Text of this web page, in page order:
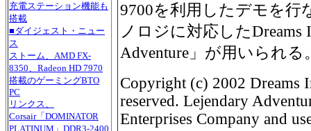
充電ステーション機能も
搭載
■ダイジェスト・ニュー
ス
ストーム、AMD FX-
8350、Radeon HD 7970
搭載のゲーミングBTO
PC
リンクス、
Corsair「DOMINATOR
PLATINUM」DDR3-2400
9700を利用したデモを行
ノロジに対応したDreams
Adventure」が用いられる
Copyright (c) 2002 Dreams
reserved. Lejendary
Enterprises Company and